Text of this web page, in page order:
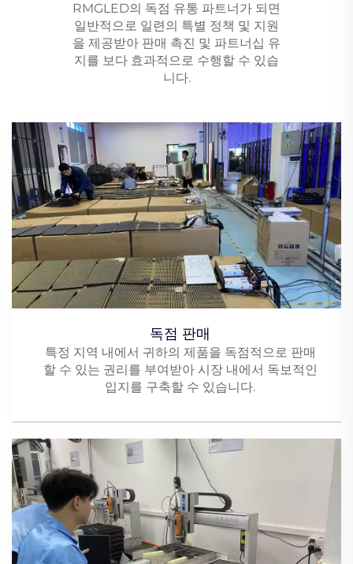
RMGLED의 독점 유통 파트너가 되면
일반적으로 일련의 특별 정책 및 지원
을 제공받아 판매 촉진 및 파트너십 유
지를 보다 효과적으로 수행할 수 있습
니다.
독점 판매
특정 지역 내에서 귀하의 제품을 독점적으로 판매
할 수 있는 권리를 부여받아 시장 내에서 독보적인
입지를 구축할 수 있습니다.